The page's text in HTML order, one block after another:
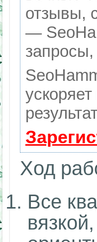
отзывы,
—
Ход
Все